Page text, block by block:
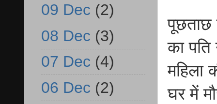
पूछताछ
का
महिला
घर में
09 Dec (2)
08 Dec (3)
07 Dec (4)
06 Dec (2)